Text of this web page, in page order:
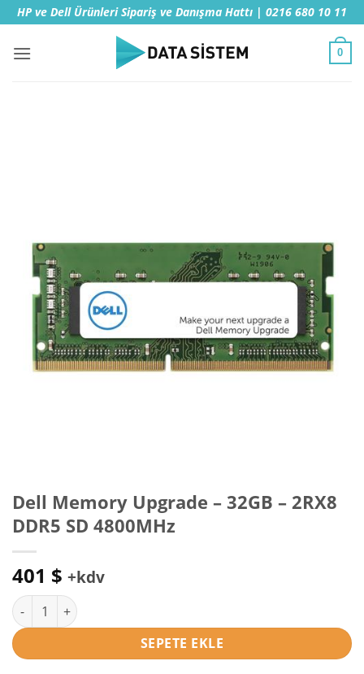
İçeriğe
atla
HP ve Dell Ürünleri Sipariş ve Danışma Hattı | 0216 680 10 11
0
Dell Memory Upgrade – 32GB – 2RX8
DDR5 SD 4800MHz
401 $ +kdv
Dell Memory Upgrade - 32GB - 2RX8 DDR5 SD 4800MHz adet
SEPETE EKLE